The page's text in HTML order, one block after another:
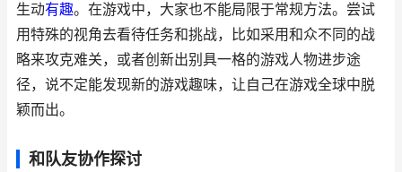
生动有趣。在游戏中，大家也不能局限于常规方法。尝试
用特殊的视角去看待任务和挑战，比如采用和众不同的战
略来攻克难关，或者创新出别具一格的游戏人物进步途
径，说不定能发现新的游戏趣味，让自己在游戏全球中脱
颖而出。
和队友协作探讨